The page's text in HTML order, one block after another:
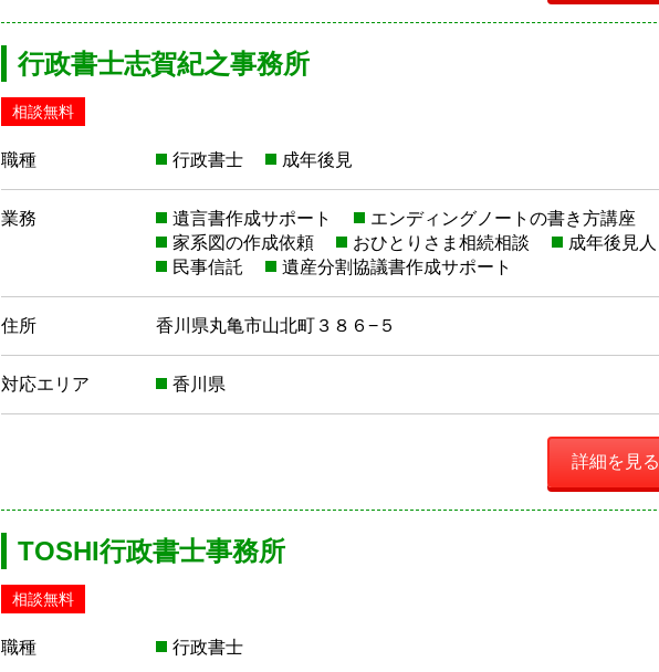
行政書士志賀紀之事務所
相談無料
職種 行政書士 成年後見
業務 遺言書作成サポート
エンディングノートの書き方講座
家系図の作成依頼
おひとりさま相続相談
成年後見人
民事信託
遺産分割協議書作成サポート
住所 香川県丸亀市山北町３８６−５
対応エリア 香川県
詳細を見る
TOSHI行政書士事務所
相談無料
職種 行政書士